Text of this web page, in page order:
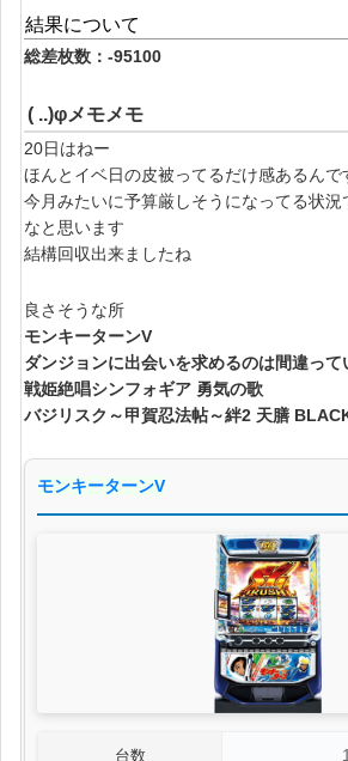
結果について
総差枚数：-95100
( ..)φメモメモ
20日はねー
ほんとイベ日の皮被ってるだけ感あるんで
今月みたいに予算厳しそうになってる状
なと思います
結構回収出来ましたね
良さそうな所
モンキーターンV
ダンジョンに出会いを求めるのは間違って
戦姫絶唱シンフォギア 勇気の歌
バジリスク～甲賀忍法帖～絆2 天膳
モンキーターンV
台数